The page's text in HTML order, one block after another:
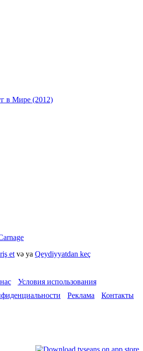
в Мире (2012)
et və ya Qeydiyyatdan keç
Условия использования
Реклама Контакты